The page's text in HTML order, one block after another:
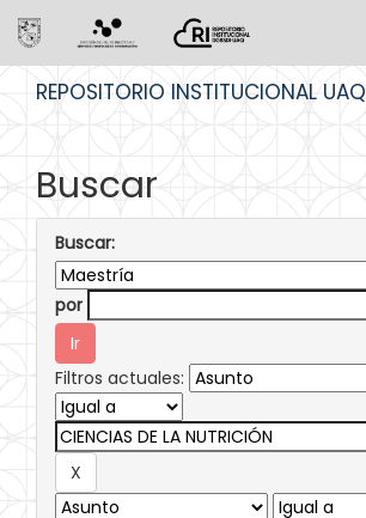
REPOSITORIO INSTITUCIONAL UAQ
Buscar
Buscar:
por
Filtros actuales: